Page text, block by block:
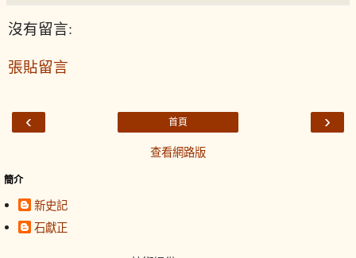
沒有留言:
張貼留言
‹ ›
首頁
查看網路版
簡介
新史記
石獻正